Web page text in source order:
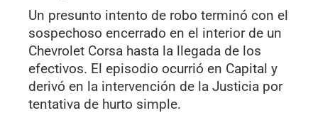
Un presunto intento de robo terminó con el
sospechoso encerrado en el interior de un
Chevrolet Corsa hasta la llegada de los
efectivos. El episodio ocurrió en Capital y
derivó en la intervención de la Justicia por
tentativa de hurto simple.